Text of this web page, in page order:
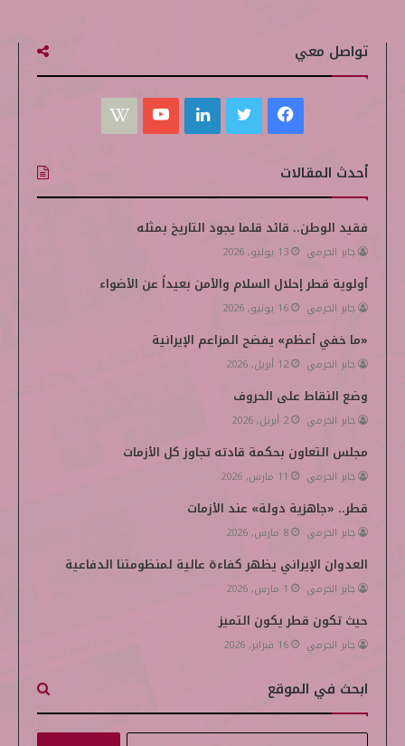
تواصل معي
س
ب
و
ك
ي
ت
ر
ن
ك
إ
ن
ت
ي
ب
k
e
أحدث المقالات
فقيد الوطن.. قائد قلما يجود التاريخ بمثله
جابر الحرمي 13 يوليو, 2026
أولوية قطر إحلال السلام والأمن بعيداً عن الأضواء
جابر الحرمي 16 يونيو, 2026
«ما خفي أعظم» يفضح المزاعم الإيرانية
جابر الحرمي 12 أبريل, 2026
وضع النقاط على الحروف
جابر الحرمي 2 أبريل, 2026
مجلس التعاون بحكمة قادته تجاوز كل الأزمات
جابر الحرمي 11 مارس, 2026
قطر.. «جاهزية دولة» عند الأزمات
جابر الحرمي 8 مارس, 2026
العدوان الإيراني يظهر كفاءة عالية لمنظومتنا الدفاعية
جابر الحرمي 1 مارس, 2026
حيث تكون قطر يكون التميز
جابر الحرمي 16 فبراير, 2026
ابحث في الموقع